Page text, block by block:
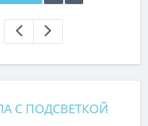
С ПОДСВЕТКОЙ